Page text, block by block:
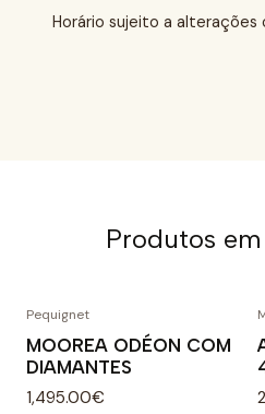
Horário sujeito a
Produtos
Pequignet
MOOREA ODÉON COM
DIAMANTES
1,495.00€